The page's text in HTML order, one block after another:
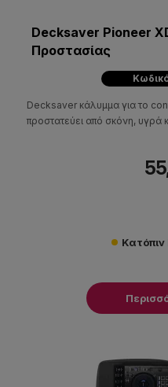
Decksaver Pioneer
Προστασίας
Decksaver κάλυμμα για το
προστατεύει από σκόνη, υγρά